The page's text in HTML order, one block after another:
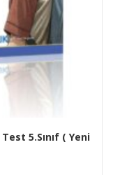
5.Sınıf ( Yeni